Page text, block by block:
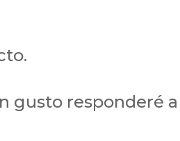
gusto responderé